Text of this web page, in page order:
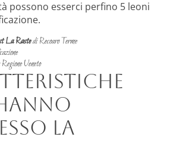
possono esserci perfino 5 leoni
La Rastedi Recoaro Terme
Veneto
la